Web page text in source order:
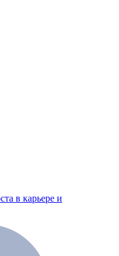
в карьере и